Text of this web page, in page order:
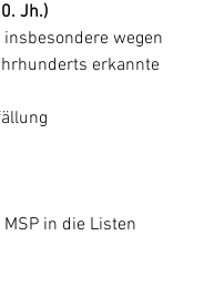
Jh.)
wegen
erkannte
in die Listen